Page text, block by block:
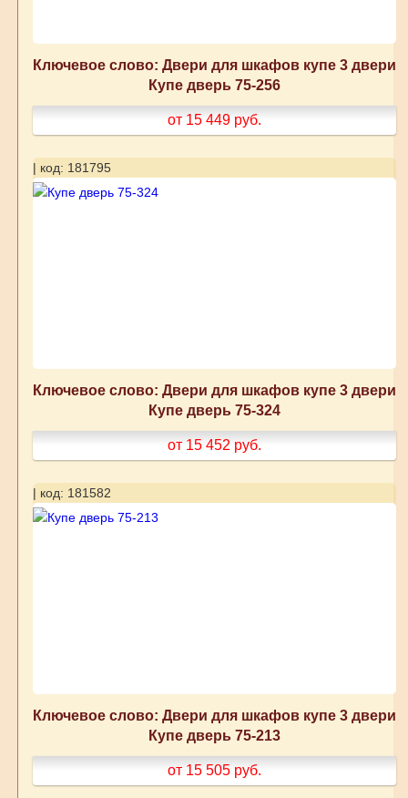
Ключевое слово: Двери для шкафов купе 3 двери
Купе дверь 75-256
от 15 449 руб.
| код: 181795
Ключевое слово: Двери для шкафов купе 3 двери
Купе дверь 75-324
от 15 452 руб.
| код: 181582
Ключевое слово: Двери для шкафов купе 3 двери
Купе дверь 75-213
от 15 505 руб.